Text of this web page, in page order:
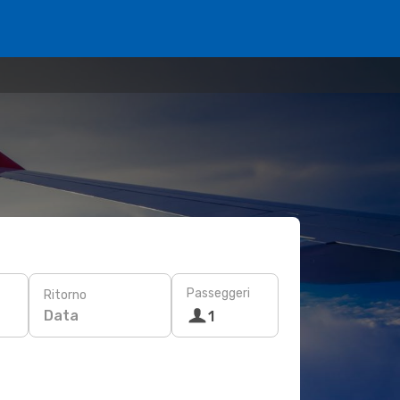
Ritorno
Data
Passeggeri
1